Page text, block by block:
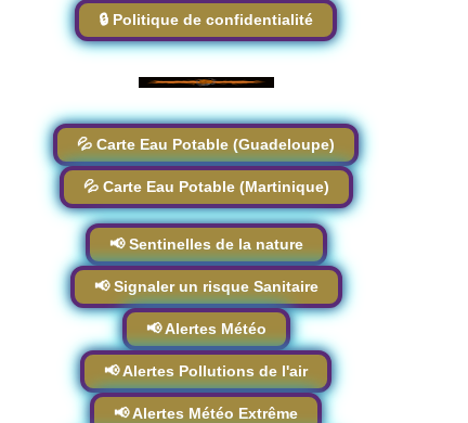
🔒 Politique de confidentialité
💦 Carte Eau Potable (Guadeloupe)
💦 Carte Eau Potable (Martinique)
📢 Sentinelles de la nature
📢 Signaler un risque Sanitaire
📢 Alertes Météo
📢 Alertes Pollutions de l'air
📢 Alertes Météo Extrême